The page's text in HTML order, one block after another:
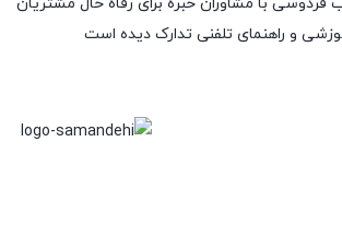
و راهنمای تلفنی تدارک دیده است